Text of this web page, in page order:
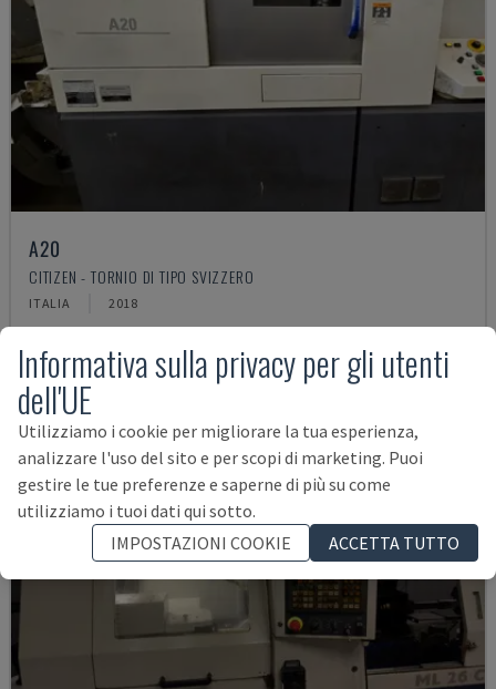
A20
CITIZEN - TORNIO DI TIPO SVIZZERO
ITALIA 2018
Informativa sulla privacy per gli utenti
dell'UE
Utilizziamo i cookie per migliorare la tua esperienza,
analizzare l'uso del sito e per scopi di marketing. Puoi
gestire le tue preferenze e saperne di più su come
utilizziamo i tuoi dati qui sotto.
IMPOSTAZIONI COOKIE
ACCETTA TUTTO